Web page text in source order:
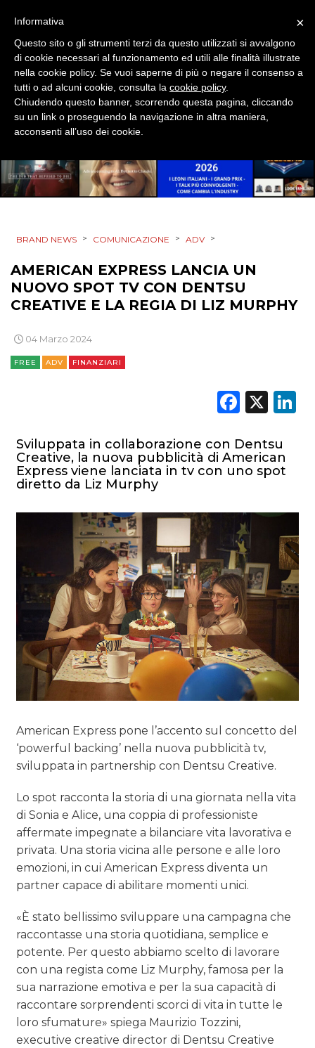
BRAND NEWS > COMUNICAZIONE > ADV >
AMERICAN EXPRESS LANCIA UN
NUOVO SPOT TV CON DENTSU
CREATIVE E LA REGIA DI LIZ MURPHY
04 Marzo 2024
FREE ADV FINANZIARI
X
Sviluppata in collaborazione con Dentsu
Creative, la nuova pubblicità di American
Express viene lanciata in tv con uno spot
diretto da Liz Murphy
American Express pone l’accento sul concetto del
‘powerful backing’ nella nuova pubblicità tv,
sviluppata in partnership con Dentsu Creative.
Lo spot racconta la storia di una giornata nella vita
di Sonia e Alice, una coppia di professioniste
affermate impegnate a bilanciare vita lavorativa e
privata. Una storia vicina alle persone e alle loro
emozioni, in cui American Express diventa un
partner capace di abilitare momenti unici.
«È stato bellissimo sviluppare una campagna che
raccontasse una storia quotidiana, semplice e
potente. Per questo abbiamo scelto di lavorare
con una regista come Liz Murphy, famosa per la
sua narrazione emotiva e per la sua capacità di
raccontare sorprendenti scorci di vita in tutte le
loro sfumature» spiega Maurizio Tozzini,
executive creative director di Dentsu Creative
×
Informativa
Questo sito o gli strumenti terzi da questo utilizzati si avvalgono
di cookie necessari al funzionamento ed utili alle finalità illustrate
nella cookie policy. Se vuoi saperne di più o negare il consenso a
tutti o ad alcuni cookie, consulta la cookie policy.
Chiudendo questo banner, scorrendo questa pagina, cliccando
su un link o proseguendo la navigazione in altra maniera,
acconsenti all’uso dei cookie.